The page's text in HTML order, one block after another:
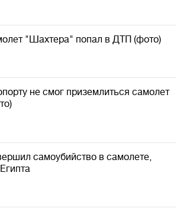
"Шахтера" попал в ДТП (фото)
не смог приземлиться самолет
самоубийство в самолете,